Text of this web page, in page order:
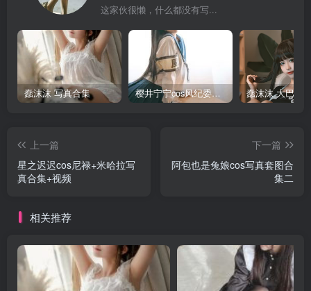
这家伙很懒，什么都没有写...
蠢沫沫 写真合集 樱井宁宁cos风纪委员写真套图
上一篇
星之迟迟cos尼禄+米哈拉写
真合集+视频
下一篇
阿包也是兔娘cos写真套图合
集二
相关推荐